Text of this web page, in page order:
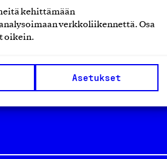
kehittämään
verkkoliikennettä. Osa
oikein.
Asetukset